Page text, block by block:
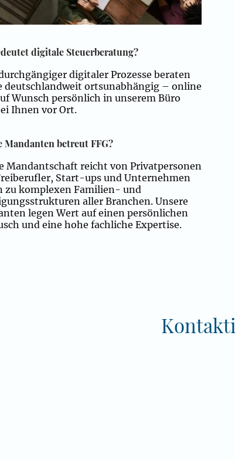
digitale Steuerberatung?
digitaler Prozesse beraten
deutschlandweit ortsunabhängig – online
Wunsch persönlich in unserem Büro
Ihnen vor Ort.
Mandanten betreut FFG?
Mandantschaft reicht von Privatpersonen
Start-ups und Unternehmen
zu komplexen Familien- und
aller Branchen. Unsere
legen Wert auf einen persönlichen
und eine hohe fachliche Expertise.